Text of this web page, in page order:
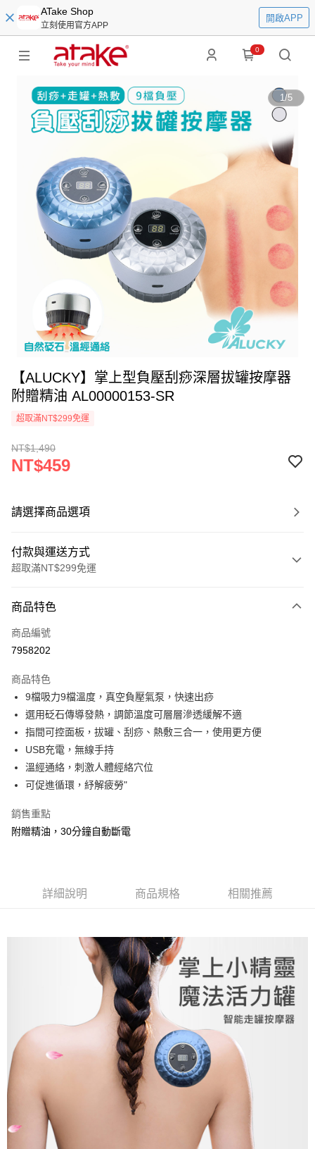
ATake Shop
立刻使用官方APP
開啟APP
0
1/5
【ALUCKY】掌上型負壓刮痧深層拔罐按摩器
附贈精油 AL00000153-SR
超取滿NT$299免運
NT$1,490
NT$459
請選擇商品選項
付款與運送方式
超取滿NT$299免運
信用卡一次付款
超商取貨付款
Apple Pay
街口支付
悠遊付
ATM付款
全家取貨付款
每筆NT$60，滿NT$299(含以上)免運費
每筆NT$60，滿NT$299(含以上)免運費
每筆NT$60，滿NT$299(含以上)免運費
每筆NT$80，滿NT$899(含以上)免運費
商品特色
商品編號
7958202
商品特色
9檔吸力9檔溫度，真空負壓氣泵，快速出痧
選用砭石傳導發熱，調節溫度可層層滲透緩解不適
指間可控面板，拔罐、刮痧、熱敷三合一，使用更方便
USB充電，無線手持
溫經通絡，刺激人體經絡穴位
可促進循環，紓解疲勞"
銷售重點
附贈精油，30分鐘自動斷電
詳細說明 商品規格 相關推薦